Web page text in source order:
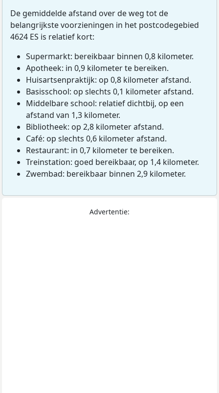
De gemiddelde afstand over de weg tot de
belangrijkste voorzieningen in het postcodegebied
4624 ES is relatief kort:
Supermarkt: bereikbaar binnen 0,8 kilometer.
Apotheek: in 0,9 kilometer te bereiken.
Huisartsenpraktijk: op 0,8 kilometer afstand.
Basisschool: op slechts 0,1 kilometer afstand.
Middelbare school: relatief dichtbij, op een
afstand van 1,3 kilometer.
Bibliotheek: op 2,8 kilometer afstand.
Café: op slechts 0,6 kilometer afstand.
Restaurant: in 0,7 kilometer te bereiken.
Treinstation: goed bereikbaar, op 1,4 kilometer.
Zwembad: bereikbaar binnen 2,9 kilometer.
Advertentie: